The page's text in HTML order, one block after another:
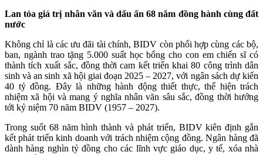
Lan tỏa giá trị nhân văn và dấu ấn 68 năm đồng hành cùng đất
nước
Không chỉ là các ưu đãi tài chính, BIDV còn phối hợp cùng các bộ,
ban, ngành trao tặng 5.000 suất học bổng cho con em chiến sĩ có
thành tích xuất sắc, đồng thời cam kết triển khai 80 công trình dân
sinh và an sinh xã hội giai đoạn 2025 – 2027, với ngân sách dự kiến
40 tỷ đồng. Đây là những hành động thiết thực, thể hiện trách
nhiệm xã hội và mang ý nghĩa nhân văn sâu sắc, đồng thời hướng
tới kỷ niệm 70 năm BIDV (1957 – 2027).
Trong suốt 68 năm hình thành và phát triển, BIDV kiên định gắn
kết phát triển kinh doanh với trách nhiệm cộng đồng. Ngân hàng đã
dành hàng nghìn tỷ đồng cho các lĩnh vực giáo dục, y tế, xóa nhà